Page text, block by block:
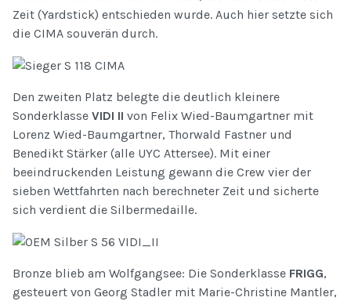
Zeit (Yardstick) entschieden wurde. Auch hier setzte sich
die CIMA souverän durch.
Den zweiten Platz belegte die deutlich kleinere
Sonderklasse VIDI II von Felix Wied-Baumgartner mit
Lorenz Wied-Baumgartner, Thorwald Fastner und
Benedikt Stärker (alle UYC Attersee). Mit einer
beeindruckenden Leistung gewann die Crew vier der
sieben Wettfahrten nach berechneter Zeit und sicherte
sich verdient die Silbermedaille.
Bronze blieb am Wolfgangsee: Die Sonderklasse FRIGG,
gesteuert von Georg Stadler mit Marie-Christine Mantler,